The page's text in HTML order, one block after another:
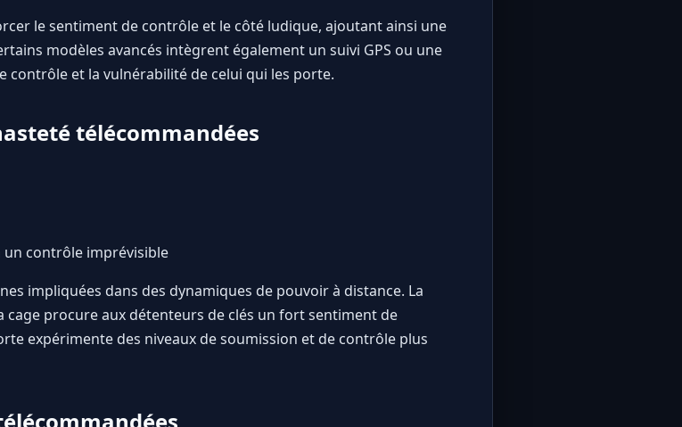
le sentiment de contrôle et le côté ludique, ajoutant ainsi une
modèles avancés intègrent également un suivi GPS ou une
contrôle et la vulnérabilité de celui qui les porte.
télécommandées
un contrôle imprévisible
impliquées dans des dynamiques de pouvoir à distance. La
cage procure aux détenteurs de clés un fort sentiment de
expérimente des niveaux de soumission et de contrôle plus